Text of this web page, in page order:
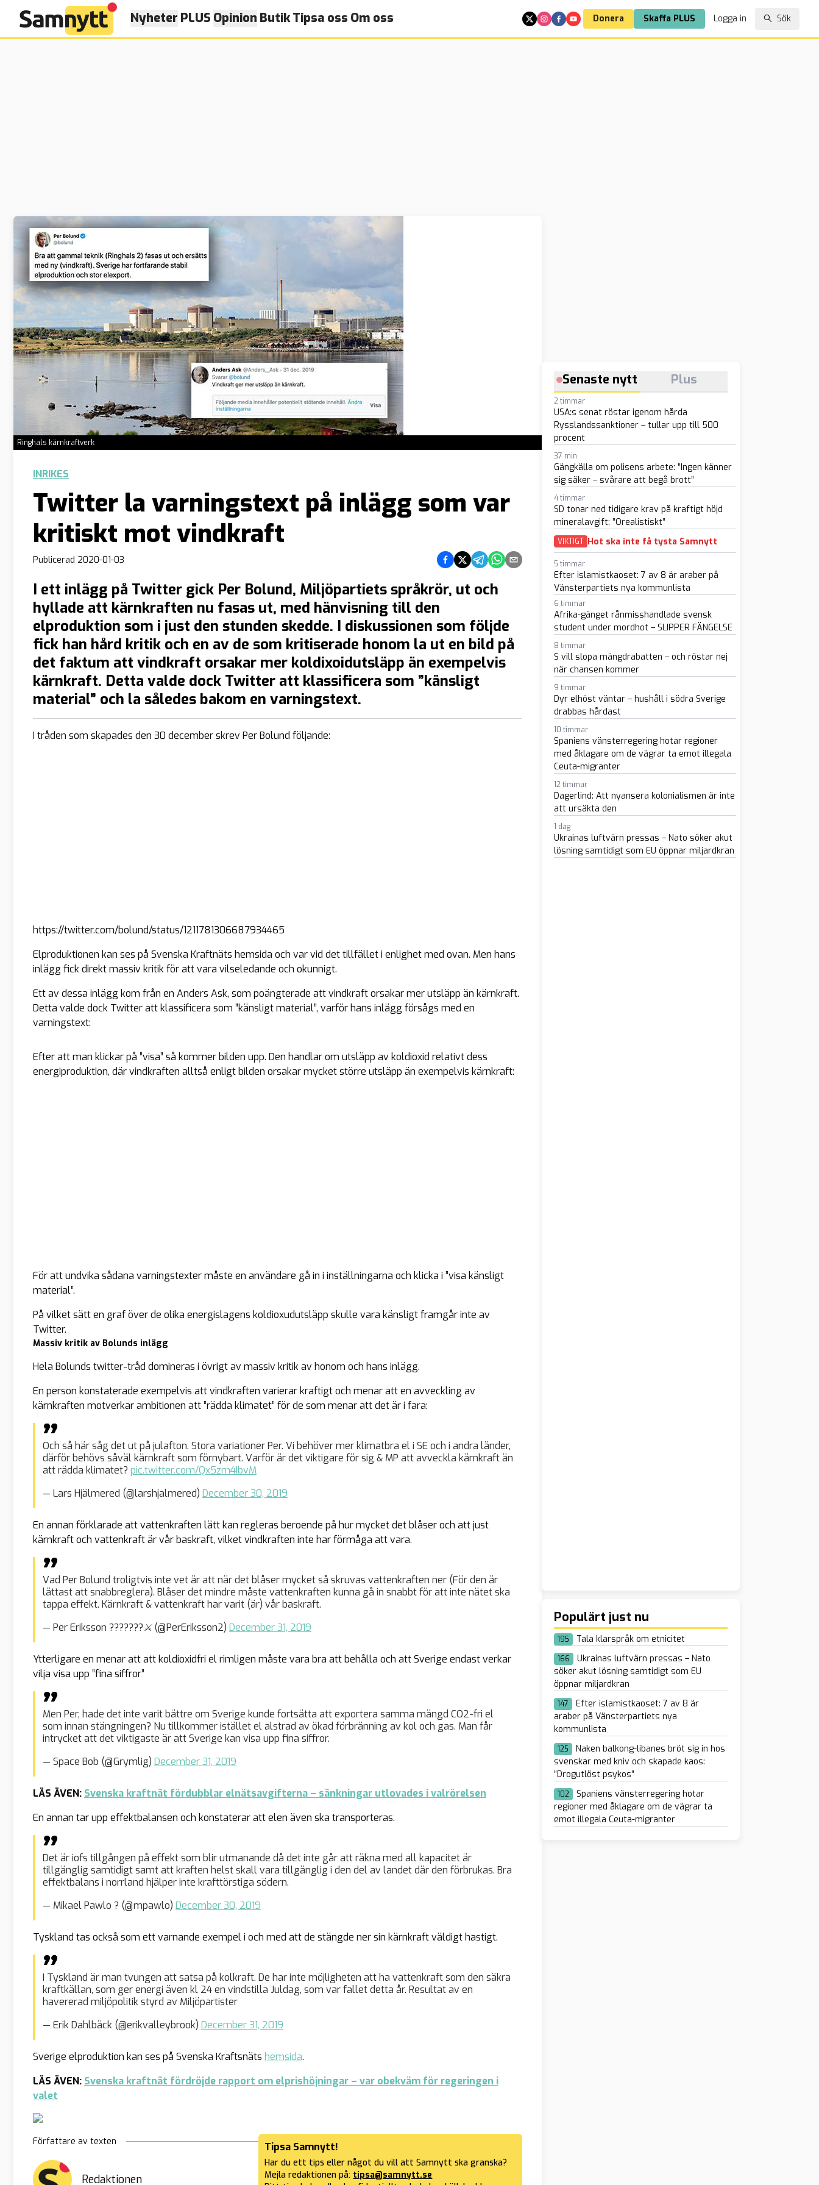
Nyheter PLUS Opinion ButikTipsa oss Om oss Donera Skaffa PLUS Logga in Sök
Ringhals kärnkraftverk
INRIKES
Twitter la varningstext på inlägg som var
kritiskt mot vindkraft
Publicerad 2020-01-03 Dela på Facebook
Dela på Twitter
Dela på Telegram
Dela på Whatsapp
Dela via e-post
I ett inlägg på Twitter gick Per Bolund, Miljöpartiets språkrör, ut och
hyllade att kärnkraften nu fasas ut, med hänvisning till den
elproduktion som i just den stunden skedde. I diskussionen som följde
fick han hård kritik och en av de som kritiserade honom la ut en bild på
det faktum att vindkraft orsakar mer koldixoidutsläpp än exempelvis
kärnkraft. Detta valde dock Twitter att klassificera som ”känsligt
material” och la således bakom en varningstext.
I tråden som skapades den 30 december skrev Per Bolund följande:
https://twitter.com/bolund/status/1211781306687934465
Elproduktionen kan ses på Svenska Kraftnäts hemsida och var vid det tillfället i enlighet med ovan. Men hans
inlägg fick direkt massiv kritik för att vara vilseledande och okunnigt.
Ett av dessa inlägg kom från en Anders Ask, som poängterade att vindkraft orsakar mer utsläpp än kärnkraft.
Detta valde dock Twitter att klassificera som ”känsligt material”, varför hans inlägg försågs med en
varningstext:
Efter att man klickar på ”visa” så kommer bilden upp. Den handlar om utsläpp av koldioxid relativt dess
energiproduktion, där vindkraften alltså enligt bilden orsakar mycket större utsläpp än exempelvis kärnkraft:
För att undvika sådana varningstexter måste en användare gå in i inställningarna och klicka i ”visa känsligt
material”.
På vilket sätt en graf över de olika energislagens koldioxudutsläpp skulle vara känsligt framgår inte av
Twitter.
Massiv kritik av Bolunds inlägg
Hela Bolunds twitter-tråd domineras i övrigt av massiv kritik av honom och hans inlägg.
En person konstaterade exempelvis att vindkraften varierar kraftigt och menar att en avveckling av
kärnkraften motverkar ambitionen att ”rädda klimatet” för de som menar att det är i fara:
Och så här såg det ut på julafton. Stora variationer Per. Vi behöver mer klimatbra el i SE och i andra länder,
därför behövs såväl kärnkraft som förnybart. Varför är det viktigare för sig & MP att avveckla kärnkraft än
att rädda klimatet? pic.twitter.com/Qx5zm4IbvM
— Lars Hjälmered (@larshjalmered) December 30, 2019
En annan förklarade att vattenkraften lätt kan regleras beroende på hur mycket det blåser och att just
kärnkraft och vattenkraft är vår baskraft, vilket vindkraften inte har förmåga att vara.
Vad Per Bolund troligtvis inte vet är att när det blåser mycket så skruvas vattenkraften ner (För den är
lättast att snabbreglera). Blåser det mindre måste vattenkraften kunna gå in snabbt för att inte nätet ska
tappa effekt. Kärnkraft & vattenkraft har varit (är) vår baskraft.
— Per Eriksson ???????⚔️ (@PerEriksson2) December 31, 2019
Ytterligare en menar att att koldioxidfri el rimligen måste vara bra att behålla och att Sverige endast verkar
vilja visa upp ”fina siffror”
Men Per, hade det inte varit bättre om Sverige kunde fortsätta att exportera samma mängd CO2-fri el
som innan stängningen? Nu tillkommer istället el alstrad av ökad förbränning av kol och gas. Man får
intrycket att det viktigaste är att Sverige kan visa upp fina siffror.
— Space Bob (@Grymlig) December 31, 2019
LÄS ÄVEN: Svenska kraftnät fördubblar elnätsavgifterna – sänkningar utlovades i valrörelsen
En annan tar upp effektbalansen och konstaterar att elen även ska transporteras.
Det är iofs tillgången på effekt som blir utmanande då det inte går att räkna med all kapacitet är
tillgänglig samtidigt samt att kraften helst skall vara tillgänglig i den del av landet där den förbrukas. Bra
effektbalans i norrland hjälper inte krafttörstiga södern.
— Mikael Pawlo ? (@mpawlo) December 30, 2019
Tyskland tas också som ett varnande exempel i och med att de stängde ner sin kärnkraft väldigt hastigt.
I Tyskland är man tvungen att satsa på kolkraft. De har inte möjligheten att ha vattenkraft som den säkra
kraftkällan, som ger energi även kl 24 en vindstilla Juldag, som var fallet detta år. Resultat av en
havererad miljöpolitik styrd av Miljöpartister
— Erik Dahlbäck (@erikvalleybrook) December 31, 2019
Sverige elproduktion kan ses på Svenska Kraftsnäts hemsida.
LÄS ÄVEN: Svenska kraftnät fördröjde rapport om elprishöjningar – var obekväm för regeringen i
valet
Författare av texten
Redaktionen
Tipsa Samnytt!
Har du ett tips eller något du vill att Samnytt ska granska?
Mejla redaktionen på: tipsa@samnytt.se
Senaste nytt Plus
2 timmar
USA:s senat röstar igenom hårda
Rysslandssanktioner – tullar upp till 500
procent
37 min
Gängkälla om polisens arbete: ”Ingen känner
sig säker – svårare att begå brott”
4 timmar
SD tonar ned tidigare krav på kraftigt höjd
mineralavgift: ”Orealistiskt”
VIKTIGT Hot ska inte få tysta Samnytt
5 timmar
Efter islamistkaoset: 7 av 8 är araber på
Vänsterpartiets nya kommunlista
6 timmar
Afrika-gänget rånmisshandlade svensk
student under mordhot – SLIPPER FÄNGELSE
8 timmar
S vill slopa mängdrabatten – och röstar nej
när chansen kommer
9 timmar
Dyr elhöst väntar – hushåll i södra Sverige
drabbas hårdast
10 timmar
Spaniens vänsterregering hotar regioner
med åklagare om de vägrar ta emot illegala
Ceuta-migranter
12 timmar
Dagerlind: Att nyansera kolonialismen är inte
att ursäkta den
1 dag
Ukrainas luftvärn pressas – Nato söker akut
lösning samtidigt som EU öppnar miljardkran
Populärt just nu
195 Tala klarspråk om etnicitet
166
Ukrainas luftvärn pressas – Nato
söker akut lösning samtidigt som EU
öppnar miljardkran
147
Efter islamistkaoset: 7 av 8 är
araber på Vänsterpartiets nya
kommunlista
125
Naken balkong-libanes bröt sig in hos
svenskar med kniv och skapade kaos:
”Drogutlöst psykos”
102
Spaniens vänsterregering hotar
regioner med åklagare om de vägrar ta
emot illegala Ceuta-migranter